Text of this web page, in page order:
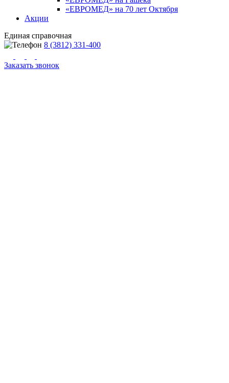
«ЕВРОМЕД» на 70 лет Октября
Акции
Единая справочная
8 (3812) 331-400
Заказать звонок